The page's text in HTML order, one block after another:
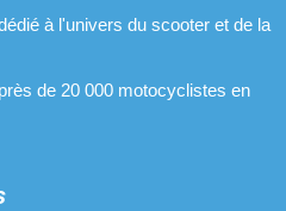
à l'univers du scooter et de la
de 20 000 motocyclistes en